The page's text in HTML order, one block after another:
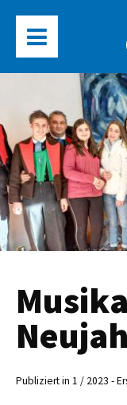
Publiziert in 1 / 2023 -